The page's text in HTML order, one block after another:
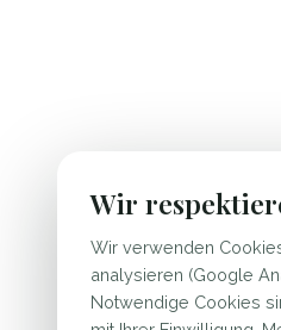
Wir
Wir verwenden
analysieren (Google
Notwendige Cookies